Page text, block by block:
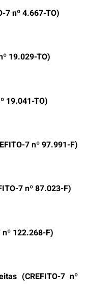
7 nº 4.667-TO)
19.029-TO)
19.041-TO)
7 nº 97.991-F)
7 nº 87.023-F)
122.268-F)
(CREFITO-7 nº